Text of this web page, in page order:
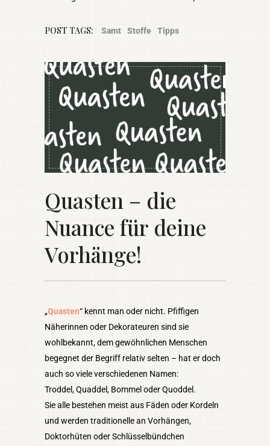
POST TAGS: Samt Stoffe Tipps
Quasten – die
Nuance für deine
Vorhänge!
„Quasten“ kennt man oder nicht. Pfiffigen
Näherinnen oder Dekorateuren sind sie
wohlbekannt, dem gewöhnlichen Menschen
begegnet der Begriff relativ selten – hat er doch
auch so viele verschiedenen Namen:
Troddel, Quaddel, Bommel oder Quoddel.
Sie alle bestehen meist aus Fäden oder Kordeln
und werden traditionelle an Vorhängen,
Doktorhüten oder Schlüsselbündchen